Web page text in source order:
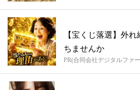
【宝くじ落選】外
ちませんか
PR(合同会社デジタルファ